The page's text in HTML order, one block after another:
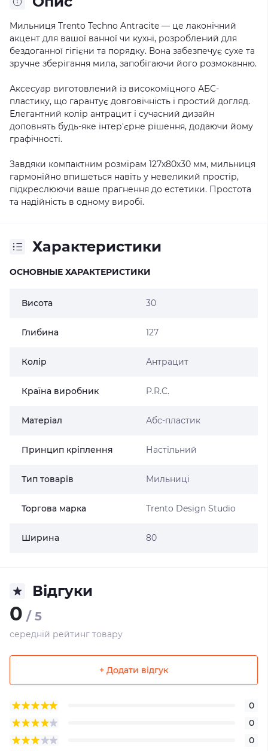
Мильниця Trento Techno Antracite — це лаконічний
акцент для вашої ванної чи кухні, розроблений для
бездоганної гігієни та порядку. Вона забезпечує сухе та
зручне зберігання мила, запобігаючи його розмоканню.
Аксесуар виготовлений із високоміцного АБС-
пластику, що гарантує довговічність і простий догляд.
Елегантний колір антрацит і сучасний дизайн
доповнять будь-яке інтер'єрне рішення, додаючи йому
графічності.
Завдяки компактним розмірам 127х80х30 мм, мильниця
гармонійно впишеться навіть у невеликий простір,
підкреслюючи ваше прагнення до естетики. Простота
та надійність в одному виробі.
Характеристики
ОСНОВНЫЕ ХАРАКТЕРИСТИКИ
Висота 30
Глибина 127
Колір Антрацит
Країна виробник P.R.C.
Матеріал Абс-пластик
Принцип кріплення Настільний
Тип товарів Мильниці
Торгова марка Trento Design Studio
Ширина 80
Відгуки
0 / 5
середній рейтинг товару
+ Додати відгук
0
0
0